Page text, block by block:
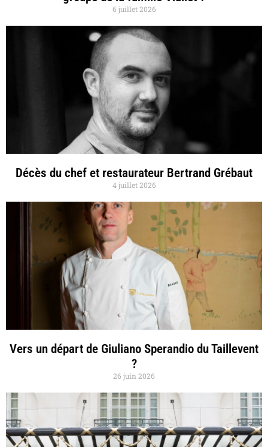
6 juillet 2026
Décès du chef et restaurateur Bertrand Grébaut
4 juillet 2026
Vers un départ de Giuliano Sperandio du Taillevent
?
26 juin 2026